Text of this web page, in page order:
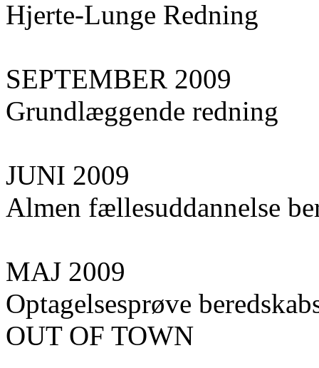
Hjerte-Lunge Redning
SEPTEMBER 2009
Grundlæggende redning
JUNI 2009
Almen fællesuddannelse
MAJ 2009
Optagelsesprøve
OUT OF TOWN